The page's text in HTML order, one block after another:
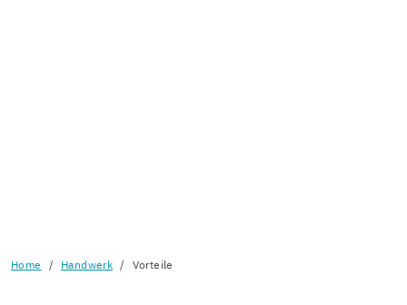
Home Handwerk Vorteile